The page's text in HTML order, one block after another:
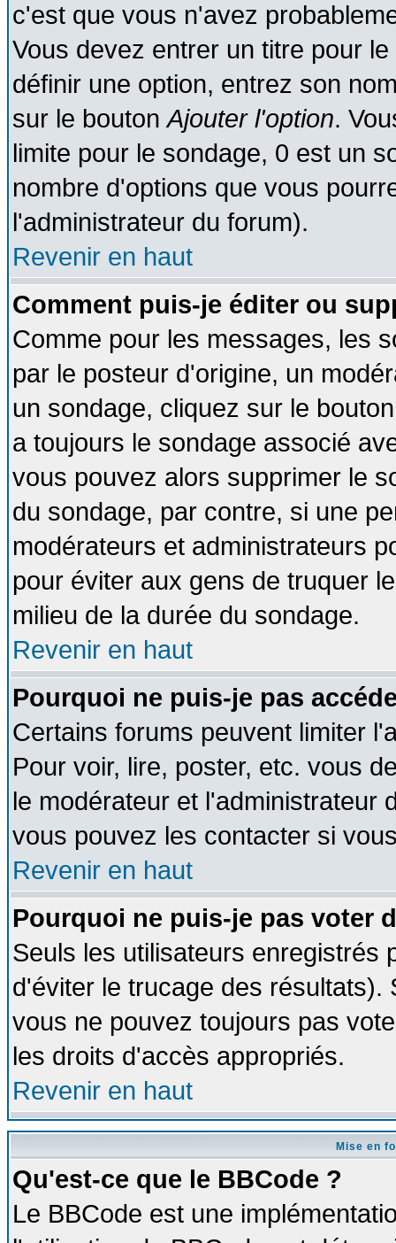
c'est que vous n'avez
Vous devez entrer un titre pour
définir une option, entrez son
sur le boutonAjouter l'option.
limite pour le sondage, 0 est un
nombre d'options que vous
l'administrateur du forum).
Revenir en haut
Comment puis-je éditer ou
Comme pour les messages, les
par le posteur d'origine, un
un sondage, cliquez sur le
a toujours le sondage associé
vous pouvez alors supprimer le
du sondage, par contre, si une
modérateurs et administrateurs
pour éviter aux gens de truquer
milieu de la durée du sondage.
Revenir en haut
Pourquoi ne puis-je pas
Certains forums peuvent limiter
Pour voir, lire, poster, etc. vous
le modérateur et l'administrateur
vous pouvez les contacter si
Revenir en haut
Pourquoi ne puis-je pas voter
Seuls les utilisateurs enregistrés
d'éviter le trucage des
vous ne pouvez toujours pas
les droits d'accès appropriés.
Revenir en haut
Mise en
Qu'est-ce que le BBCode ?
Le BBCode est une